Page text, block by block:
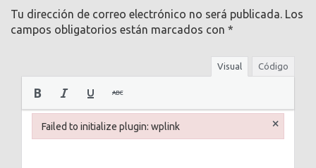
Tu dirección de correo electrónico no será publicada. Los
campos obligatorios están marcados con *
Visual Código
Failed to initialize plugin: wplink ×
Failed to initialize plugin: wplink